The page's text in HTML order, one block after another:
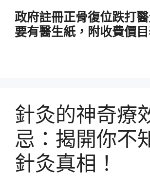
政府註冊正骨復位跌打
要有醫生紙，附收費價
針灸的神奇療
忌：揭開你不
針灸真相！